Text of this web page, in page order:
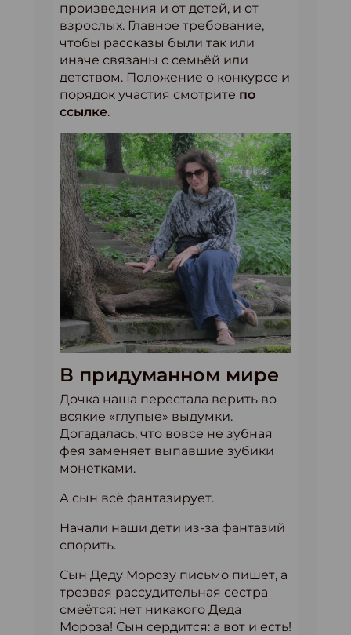
произведения и от детей, и от
взрослых. Главное требование,
чтобы рассказы были так или
иначе связаны с семьёй или
детством. Положение о конкурсе и
порядок участия смотрите по
ссылке.
В придуманном мире
Дочка наша перестала верить во
всякие «глупые» выдумки.
Догадалась, что вовсе не зубная
фея заменяет выпавшие зубики
монетками.
А сын всё фантазирует.
Начали наши дети из-за фантазий
спорить.
Сын Деду Морозу письмо пишет, а
трезвая рассудительная сестра
смеётся: нет никакого Деда
Мороза! Сын сердится: а вот и есть!